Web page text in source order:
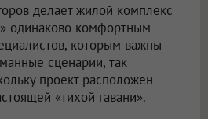
делает жилой комплекс
одинаково комфортным
которым важны
сценарии, так
проект расположен
«тихой гавани».